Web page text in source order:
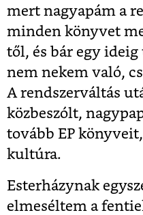
mert nagyapám a
minden könyvet
től, és bár egy
nem nekem való,
A rendszerváltás
közbeszólt,
tovább EP
kultúra.
Esterházynak
elmeséltem a